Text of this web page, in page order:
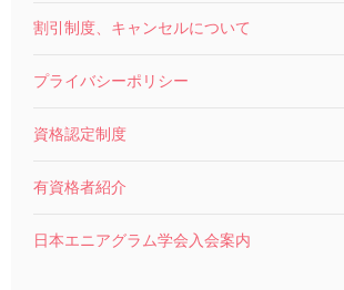
割引制度、キャンセルについて
プライバシーポリシー
資格認定制度
有資格者紹介
日本エニアグラム学会入会案内